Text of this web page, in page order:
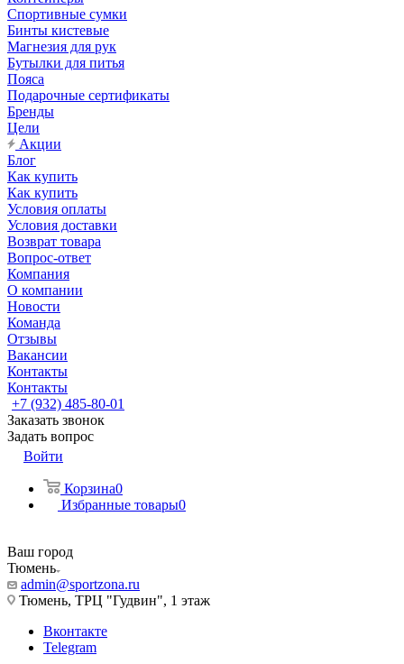
Спортивные сумки
Бинты кистевые
Магнезия для рук
Бутылки для питья
Пояса
Подарочные сертификаты
Бренды
Цели
Акции
Блог
Как купить
Как купить
Условия оплаты
Условия доставки
Возврат товара
Вопрос-ответ
Компания
О компании
Новости
Команда
Отзывы
Вакансии
Контакты
Контакты
+7 (932) 485-80-01
Заказать звонок
Задать вопрос
Войти
Корзина0
Избранные товары0
Ваш город
Тюмень
admin@sportzona.ru
Тюмень, ТРЦ "Гудвин", 1 этаж
Вконтакте
Telegram